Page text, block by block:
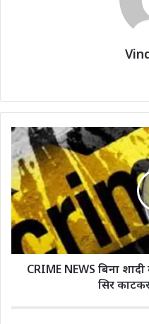
CRIME NEWS बिना
सिर